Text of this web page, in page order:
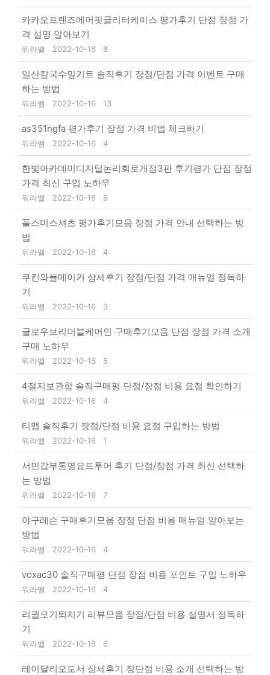
카카오프렌즈에어팟글리터케이스 평가후기 단점 장점 가
격 설명 알아보기
워라밸 2022-10-16 8
일산칼국수밀키트 솔직후기 장점/단점 가격 이벤트 구매
하는 방법
워라밸 2022-10-16 13
as351ngfa 평가후기 장점 가격 비법 체크하기
워라밸 2022-10-16 4
한빛아카데미디지털논리회로개정3판 후기평가 단점 장점
가격 최신 구입 노하우
워라밸 2022-10-16 6
폴스미스셔츠 평가후기모음 장점 가격 안내 선택하는 방
법
워라밸 2022-10-16 4
쿠킨와플메이커 상세후기 장점/단점 가격 매뉴얼 정독하
기
워라밸 2022-10-16 3
글로우브리더블케어인 구매후기모음 단점 장점 가격 소개
구매 노하우
워라밸 2022-10-16 5
4절지보관함 솔직구매평 단점/장점 비용 요점 확인하기
워라밸 2022-10-16 4
티맵 솔직후기 장점/단점 비용 요점 구입하는 방법
워라밸 2022-10-16 1
서민갑부통영요트투어 후기 단점/장점 가격 최신 선택하
는 방법
워라밸 2022-10-16 7
야구레슨 구매후기모음 장점 단점 비용 매뉴얼 알아보는
방법
워라밸 2022-10-16 4
voxac30 솔직구매평 단점 장점 비용 포인트 구입 노하우
워라밸 2022-10-16 4
리큅모기퇴치기 리뷰모음 장점/단점 비용 설명서 정독하
기
워라밸 2022-10-16 6
레이달리오도서 상세후기 장단점 비용 소개 선택하는 방